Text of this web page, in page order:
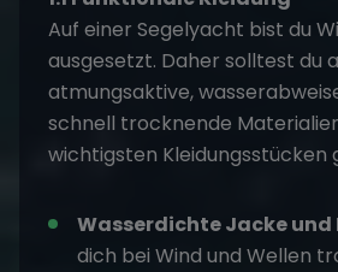
Auf einer Segelyacht bist du
ausgesetzt. Daher solltest du
atmungsaktive,
schnell trocknende
wichtigsten Kleidungsstücken
Wasserdichte Jacke und
dich bei Wind und Wellen